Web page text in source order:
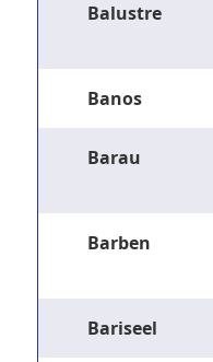
Balustre
Banos
Barau
Barben
Bariseel